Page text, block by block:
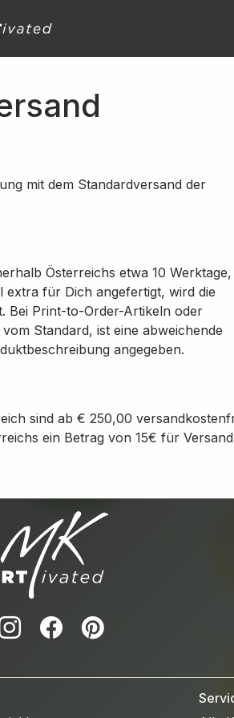
mit dem Standardversand der
Österreichs etwa 10 Werktage,
extra für Dich angefertigt, wird die
Bei Print-to-Order-Artikeln oder
Standard, ist eine abweichende
angegeben.
sind ab € 250,00
ein Betrag von 15€ für Versand
InstagramFacebook
Pinterest